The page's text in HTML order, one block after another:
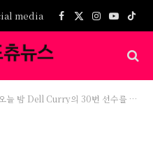
media Facebook
X
Instagram
킬 예정입니다. NBA 16시즌 중 10시즌 동안 Hornets의 선수인 61세의 가드는 프랜차이즈에서 종신형에 가장 가까운 선수입니다.